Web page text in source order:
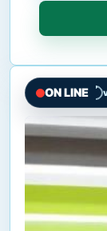
ON LINE